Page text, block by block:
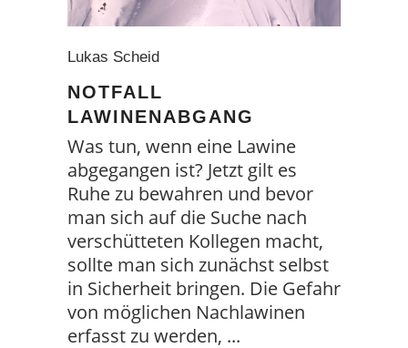
Lukas Scheid
NOTFALL
LAWINENABGANG
Was tun, wenn eine Lawine
abgegangen ist? Jetzt gilt es
Ruhe zu bewahren und bevor
man sich auf die Suche nach
verschütteten Kollegen macht,
sollte man sich zunächst selbst
in Sicherheit bringen. Die Gefahr
von möglichen Nachlawinen
erfasst zu werden,